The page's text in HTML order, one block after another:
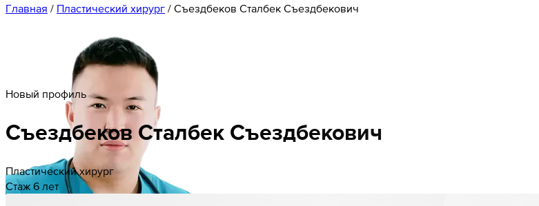
Главная / Пластический хирург / Съездбеков Сталбек Съездбекович
Новый профиль
СъездбековСталбекСъездбекович
Пластический хирург
Стаж 6 лет